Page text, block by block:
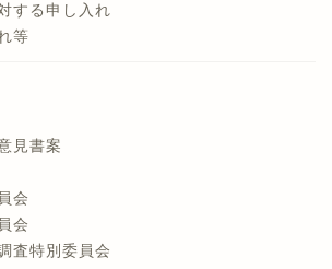
する申し入れ
等
見書案
会
会
査特別委員会